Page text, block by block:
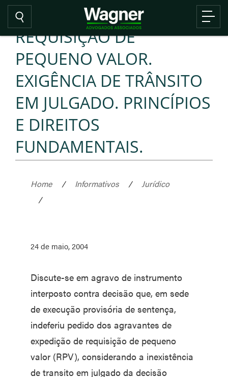
REQUISIÇÃO DE
PEQUENO VALOR.
EXIGÊNCIA DE TRÂNSITO
EM JULGADO. PRINCÍPIOS
E DIREITOS
FUNDAMENTAIS.
Home / Informativos /
Jurídico
/
24 de maio, 2004
Discute-se em agravo de instrumento
interposto contra decisão que, em sede
de execução provisória de sentença,
indeferiu pedido dos agravantes de
expedição de requisição de pequeno
valor (RPV), considerando a inexistência
de transito em julgado da decisão